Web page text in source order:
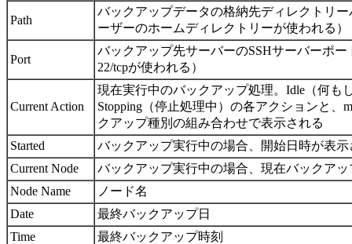
Path
バックアップデータの格納先ディレクトリ
ーザーのホームディレクトリーが使われる）
Port
バックアップ先サーバーのSSHサーバーポ
22/tcpが使われる）
Current Action
現在実行中のバックアップ処理。Idle（何も
Stopping（停止処理中）の各アクションと、
クアップ種別の組み合わせで表示される
Started
バックアップ実行中の場合、開始日時が表示
Current Node
バックアップ実行中の場合、現在バックア
Node Name
ノード名
Date
最終バックアップ日
Time
最終バックアップ時刻